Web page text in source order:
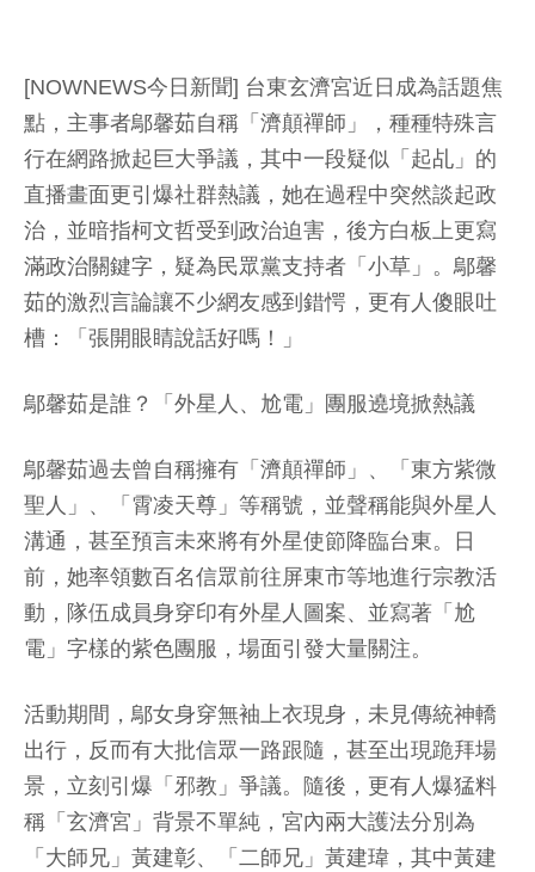
[NOWNEWS今日新聞] 台東玄濟宮近日成為話題焦
點，主事者鄔馨茹自稱「濟顛禪師」，種種特殊言
行在網路掀起巨大爭議，其中一段疑似「起乩」的
直播畫面更引爆社群熱議，她在過程中突然談起政
治，並暗指柯文哲受到政治迫害，後方白板上更寫
滿政治關鍵字，疑為民眾黨支持者「小草」。鄔馨
茹的激烈言論讓不少網友感到錯愕，更有人傻眼吐
槽：「張開眼睛說話好嗎！」
鄔馨茹是誰？「外星人、尬電」團服遶境掀熱議
鄔馨茹過去曾自稱擁有「濟顛禪師」、「東方紫微
聖人」、「霄凌天尊」等稱號，並聲稱能與外星人
溝通，甚至預言未來將有外星使節降臨台東。日
前，她率領數百名信眾前往屏東市等地進行宗教活
動，隊伍成員身穿印有外星人圖案、並寫著「尬
電」字樣的紫色團服，場面引發大量關注。
活動期間，鄔女身穿無袖上衣現身，未見傳統神轎
出行，反而有大批信眾一路跟隨，甚至出現跪拜場
景，立刻引爆「邪教」爭議。隨後，更有人爆猛料
稱「玄濟宮」背景不單純，宮內兩大護法分別為
「大師兄」黃建彰、「二師兄」黃建瑋，其中黃建